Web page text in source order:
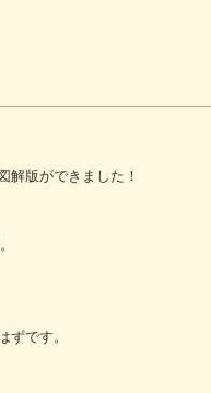
解版ができました！
ずです。